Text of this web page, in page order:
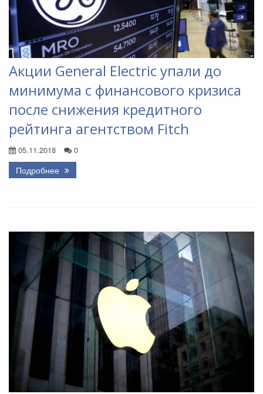
Акции General Electric упали до
минимума с финансового кризиса
после снижения кредитного
рейтинга агентством Fitch
05.11.2018 0
Подробнее